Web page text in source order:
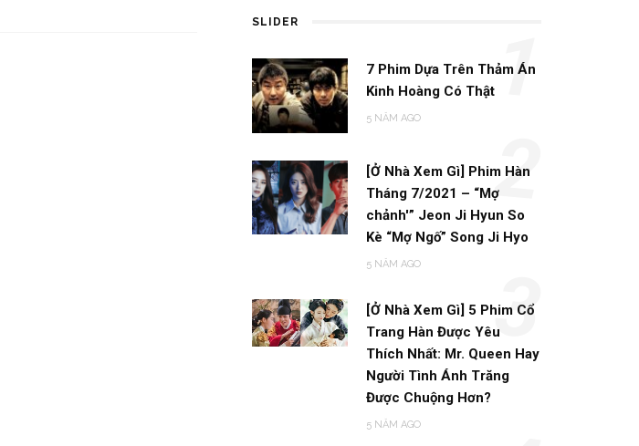
SLIDER
7 Phim Dựa Trên Thảm Án
Kinh Hoàng Có Thật
5 NĂM AGO
1
[Ở Nhà Xem Gì] Phim Hàn
Tháng 7/2021 – “Mợ
chảnh'” Jeon Ji Hyun So
Kè “Mợ Ngố” Song Ji Hyo
5 NĂM AGO
2
[Ở Nhà Xem Gì] 5 Phim Cổ
Trang Hàn Được Yêu
Thích Nhất: Mr. Queen Hay
Người Tình Ánh Trăng
Được Chuộng Hơn?
5 NĂM AGO
3